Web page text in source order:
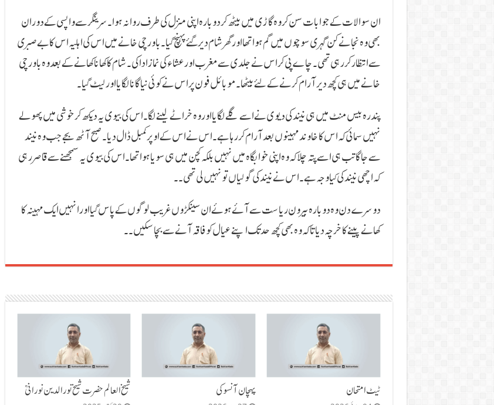
ان سوالات کے جوابات سن کر وہ گاڑی میں بیٹھ کر دوبارہ اپنی منزل کی طرف روانہ ہوا۔ سرینگر سے واپسی کے دوران
بھی وہ نجانے کن گہری سوچوں میں گم ہوا تھا اور گھر شام دیر گئے پہنچ گیا۔ ‌ باورچی خانے میں اس کی اہلیہ اس کا بے صبری
سے انتظار کررہی تھی۔ چاے پی کر اس نے جلدی سے مغرب اور عشاء کی نماز ادا کی۔ شام کا کھانا کھانے کے بعد وہ باورچی
خانے میں ہی کچھ دیر آرام کرنے کے لئے بیٹھا۔ موبائل فون پر اس نے کوئی نیا گانا لگایا اور لیٹ گیا۔
پندرہ بیس منٹ میں ہی نیند کی دیوی نے اسے گلے لگایا اور وہ خراٹے لینے لگا۔ ‌ اس کی بیوی یہ دیکھ کر خوشی میں پھولے
نہیں سمائی کہ اس کا خاوند مہینوں بعد آرام کررہا ہے۔ اس نے اس کے اوپر کمبل ڈال دیا۔ صبح آٹھ بجے جب وہ نیند
سے جاگا تب ہی اسے پتہ چلا کہ وہ اپنی خوابگاہ میں نہیں بلکہ کچن میں ہی سویا ہوا تھا۔ اس کی بیوی یہ سمجھنے سے قاصر رہی
کہ اچھی نیند کی کیا وجہ ہے۔ اس نے نیند کی گولیاں تو نہیں لی تھی۔۔
دوسرے دن وہ دوبارہ بیرون ریاست سے آئے ہوئے ان سینکڑوں غریب لوگوں کے پاس گیا اور انہیں ایک مہینہ کا
کھانے پینے کا خرچہ دیا تاکہ وہ بھی کچھ حد تک اپنے عیال کو فاقہ آنے سے بچا سکیں۔۔
ٹیٹ امتحان پہچان آنسو کی شیخ العالم حضرت شیخ نورالدین نورانیؒ